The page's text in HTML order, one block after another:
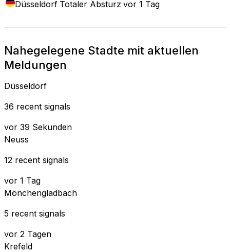
Düsseldorf Totaler Absturz vor 1 Tag
Nahegelegene Stadte mit aktuellen
Meldungen
Düsseldorf
36 recent signals
vor 39 Sekunden
Neuss
12 recent signals
vor 1 Tag
Mönchengladbach
5 recent signals
vor 2 Tagen
Krefeld